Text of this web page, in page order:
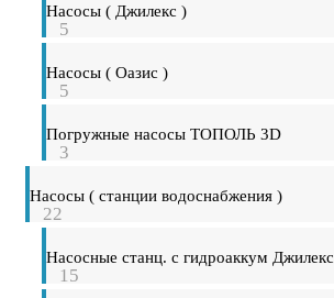
Насосы ( Джилекс )
5
Насосы ( Оазис )
5
Погружные насосы ТОПОЛЬ 3D
3
Насосы ( станции водоснабжения )
22
Насосные станц. с гидроаккум Джилекс
15